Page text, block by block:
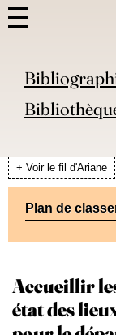
+ Voir le fil d'Ariane
Plan de
Accueillir
état des